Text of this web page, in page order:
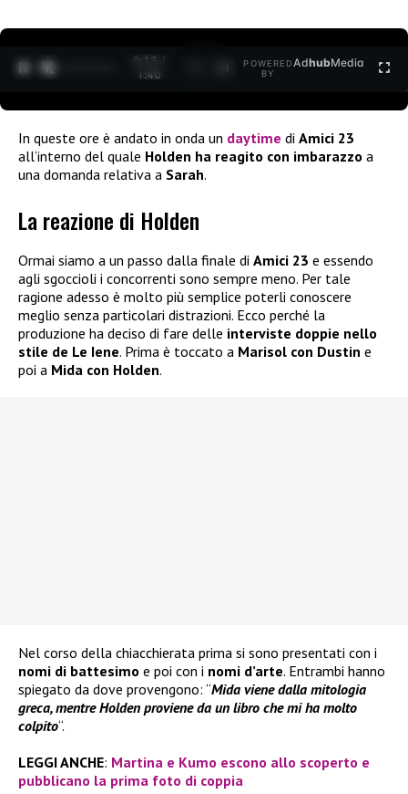
0:15 /
1:40
POWERED
BY
AdhubMedia
In queste ore è andato in onda un daytime di Amici 23
all’interno del quale Holden ha reagito con imbarazzo a
una domanda relativa a Sarah.
La reazione di Holden
Ormai siamo a un passo dalla finale di Amici 23 e essendo
agli sgoccioli i concorrenti sono sempre meno. Per tale
ragione adesso è molto più semplice poterli conoscere
meglio senza particolari distrazioni. Ecco perché la
produzione ha deciso di fare delle interviste doppie nello
stile de Le Iene. Prima è toccato a Marisol con Dustin e
poi a Mida con Holden.
Nel corso della chiacchierata prima si sono presentati con i
nomi di battesimo e poi con i nomi d’arte. Entrambi hanno
spiegato da dove provengono: “Mida viene dalla mitologia
greca, mentre Holden proviene da un libro che mi ha molto
colpito“.
LEGGI ANCHE: Martina e Kumo escono allo scoperto e
pubblicano la prima foto di coppia